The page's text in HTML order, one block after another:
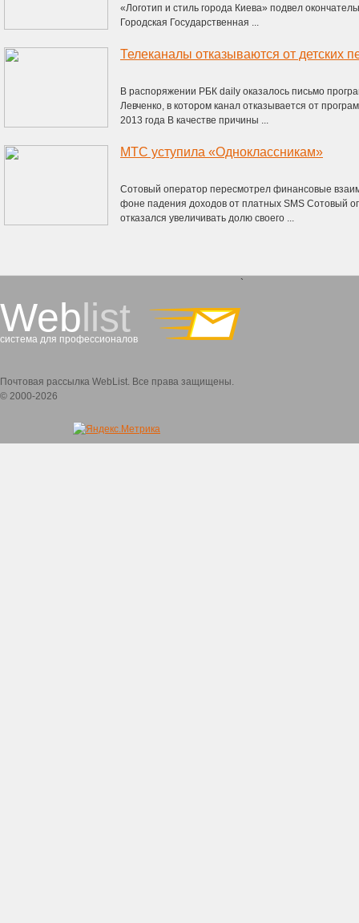
«Логотип и стиль города Киева» подвел
Городская Государственная ...
Телеканалы отказываются от детских
В распоряжении РБК daily оказалось письмо
Левченко, в котором канал отказывается от
2013 года В качестве причины ...
МТС уступила «Одноклассникам»
Сотовый оператор пересмотрел финансовые
фоне падения доходов от платных SMS Сотовый
отказался увеличивать долю своего ...
Weblist
система для профессионалов
`
Почтовая рассылка WebList. Все права защищены.
© 2000-2026